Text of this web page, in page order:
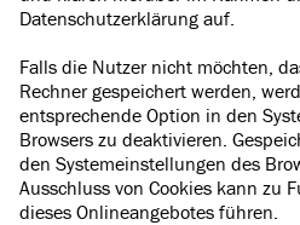
Datenschutzerklärung auf.
Falls die Nutzer nicht möchten,
Rechner gespeichert werden,
entsprechende Option in den
Browsers zu deaktivieren.
den Systemeinstellungen des
Ausschluss von Cookies kann zu
dieses Onlineangebotes führen.